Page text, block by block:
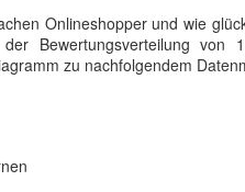
Onlineshopper und wie
Bewertungsverteilung von
zu nachfolgendem